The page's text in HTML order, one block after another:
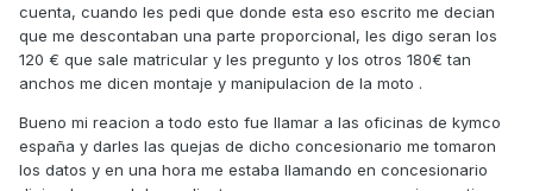
cuenta, cuando les pedi que donde esta eso escrito me decian
que me descontaban una parte proporcional, les digo seran los
120 € que sale matricular y les pregunto y los otros 180€ tan
anchos me dicen montaje y manipulacion de la moto .
Bueno mi reacion a todo esto fue llamar a las oficinas de kymco
españa y darles las quejas de dicho concesionario me tomaron
los datos y en una hora me estaba llamando en concesionario